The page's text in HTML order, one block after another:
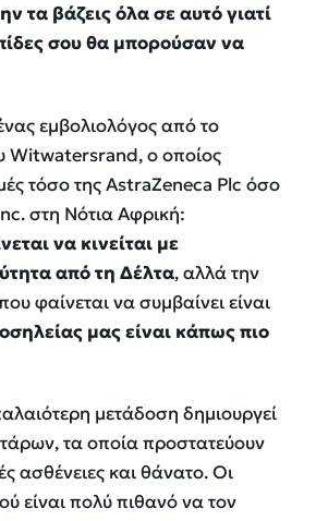
τα βάζεις όλα σε αυτό γιατί
σου θα μπορούσαν να
εμβολιολόγος από το
Witwatersrand, ο οποίος
τόσο της AstraZeneca Plc όσο
στη Νότια Αφρική:
να κινείται με
από τη Δέλτα, αλλά την
φαίνεται να συμβαίνει είναι
μας είναι κάπως πιο
μετάδοση δημιουργεί
τα οποία προστατεύουν
ασθένειες και θάνατο. Οι
είναι πολύ πιθανό να τον